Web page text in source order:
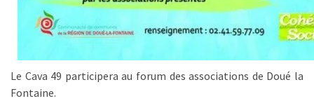
Le Cava 49 participera au forum des associations de Doué la
Fontaine.